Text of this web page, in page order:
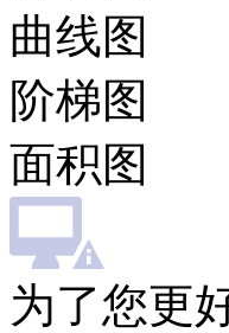
曲线图
阶梯图
面积图
为了您更